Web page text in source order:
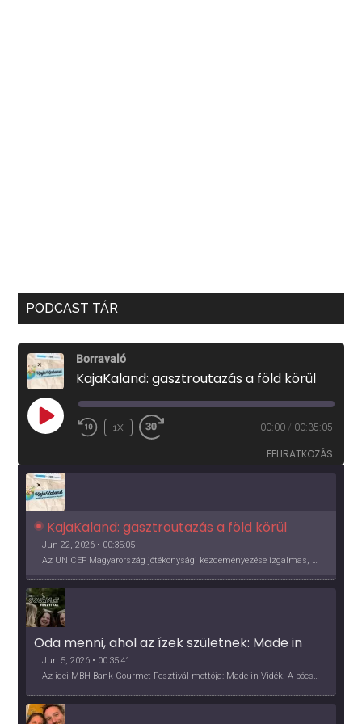
PODCAST TÁR
Borravaló
KajaKaland: gasztroutazás a föld körül
PLAY
EPISODE
1X 00:00 / 00:35:05
FELIRATKOZÁS
KajaKaland: gasztroutazás a föld körül
Jun 22, 2026 • 00:35:05
Az UNICEF Magyarország jótékonysági kezdeményezése izgalmas, egész éves világkörüli ízutazásra hív, igazi családi program és gasztroedukáció, illetve segítség a rászorulóknak is egyben.
Oda menni, ahol az ízek születnek: Made in
Vidék, Gourmet Fesztivál 2026
Jun 5, 2026 • 00:35:41
Az idei MBH Bank Gourmet Fesztivál mottója: Made in Vidék. A pócsmegyeri Papi, a mályinkai Iszkor és a szigligeti Villa Kabala tulajdonosai beszélnek arról, hogy mit jelentenek nekik a vidék ízei.